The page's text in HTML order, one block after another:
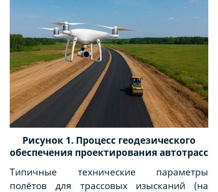
Рисунок 1. Процесс геодезического
обеспечения проектирования автотрасс
Типичные технические параметры
полётов для трассовых изысканий (на